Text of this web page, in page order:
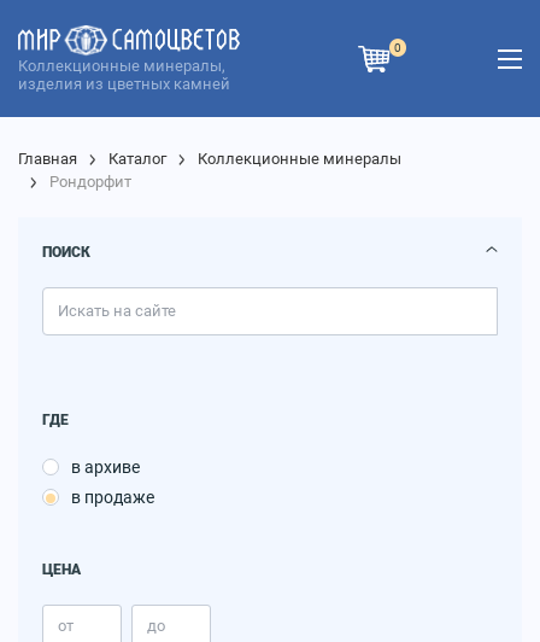
Коллекционные минералы,
изделия из цветных камней
0
Главная Каталог
Коллекционные минералы
Рондорфит
ПОИСК
ГДЕ
в архиве
в продаже
ЦЕНА